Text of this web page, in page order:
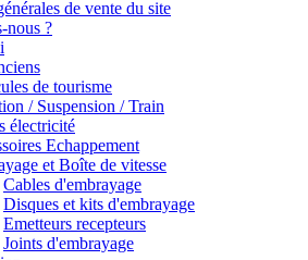
de vente du site
nous ?
de tourisme
/ Suspension / Train
électricité
Echappement
et Boîte de vitesse
Cables d'embrayage
Disques et kits d'embrayage
Emetteurs recepteurs
Joints d'embrayage